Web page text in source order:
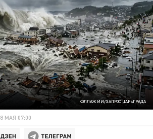
КОЛЛАЖ ИИ/ЗАПРОС ЦАРЬГРАДА
МАЯ 07:00